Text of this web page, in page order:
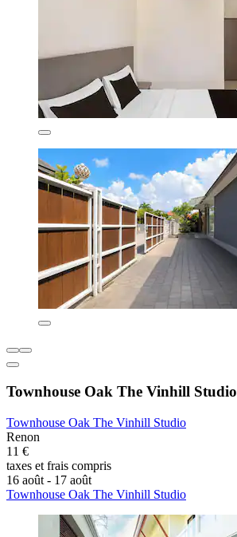
Townhouse Oak The Vinhill Studio
Townhouse Oak The Vinhill Studio
Renon
11 €
taxes et frais compris
16 août - 17 août
Townhouse Oak The Vinhill Studio